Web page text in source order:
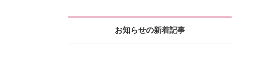
お知らせの新着記事